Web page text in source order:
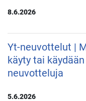
8.6.2026
Yt-neuvottelut |
käyty tai
neuvotteluja
5.6.2026